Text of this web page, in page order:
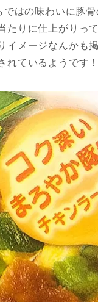
ではの味わいに豚
たりに仕上がりっ
イメージなんかも
ているようです！